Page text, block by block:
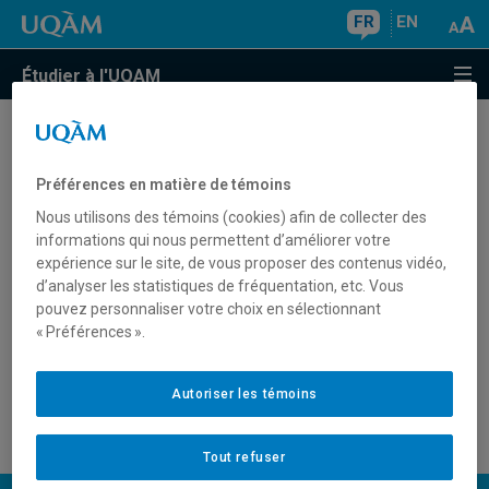
FR EN
Étudier à l'UQAM
Code d’accès MS(3)
Code permanent du ministère de l'Éducation
(3)
Préférences en matière de témoins
Nous utilisons des témoins (cookies) afin de collecter des
informations qui nous permettent d’améliorer votre
expérience sur le site, de vous proposer des contenus vidéo,
d’analyser les statistiques de fréquentation, etc. Vous
pouvez personnaliser votre choix en sélectionnant
« Préférences ».
Tout refuser
Autoriser les témoins